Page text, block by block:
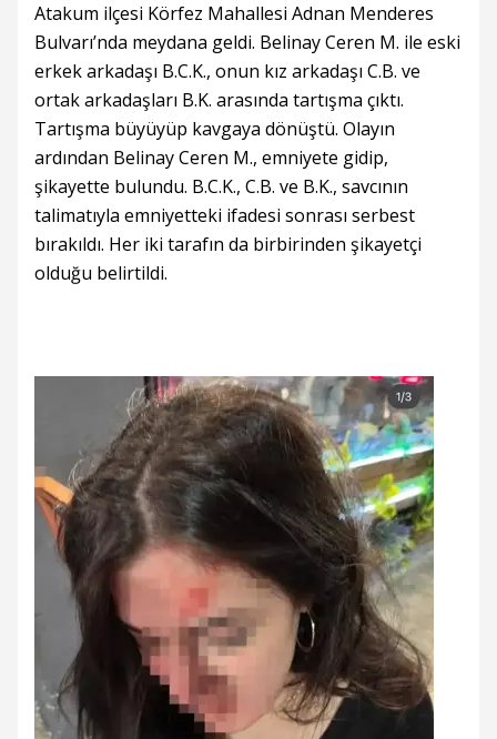
Atakum ilçesi Körfez Mahallesi Adnan Menderes
Bulvarı’nda meydana geldi. Belinay Ceren M. ile eski
erkek arkadaşı B.C.K., onun kız arkadaşı C.B. ve
ortak arkadaşları B.K. arasında tartışma çıktı.
Tartışma büyüyüp kavgaya dönüştü. Olayın
ardından Belinay Ceren M., emniyete gidip,
şikayette bulundu. B.C.K., C.B. ve B.K., savcının
talimatıyla emniyetteki ifadesi sonrası serbest
bırakıldı. Her iki tarafın da birbirinden şikayetçi
olduğu belirtildi.